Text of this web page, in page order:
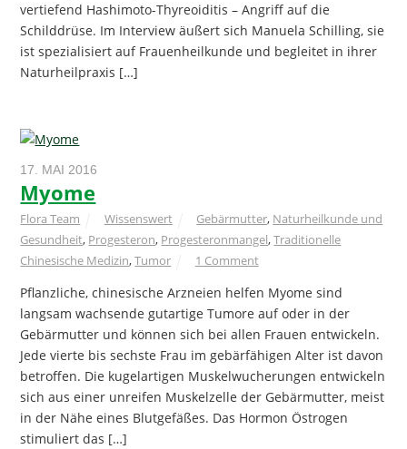
vertiefend Hashimoto-Thyreoiditis – Angriff auf die
Schilddrüse. Im Interview äußert sich Manuela Schilling, sie
ist spezialisiert auf Frauenheilkunde und begleitet in ihrer
Naturheilpraxis […]
17. MAI 2016
Myome
Flora Team Wissenswert Gebärmutter, Naturheilkunde und
Gesundheit, Progesteron, Progesteronmangel,Traditionelle
Chinesische Medizin,Tumor 1 Comment
Pflanzliche, chinesische Arzneien helfen Myome sind
langsam wachsende gutartige Tumore auf oder in der
Gebärmutter und können sich bei allen Frauen entwickeln.
Jede vierte bis sechste Frau im gebärfähigen Alter ist davon
betroffen. Die kugelartigen Muskelwucherungen entwickeln
sich aus einer unreifen Muskelzelle der Gebärmutter, meist
in der Nähe eines Blutgefäßes. Das Hormon Östrogen
stimuliert das […]